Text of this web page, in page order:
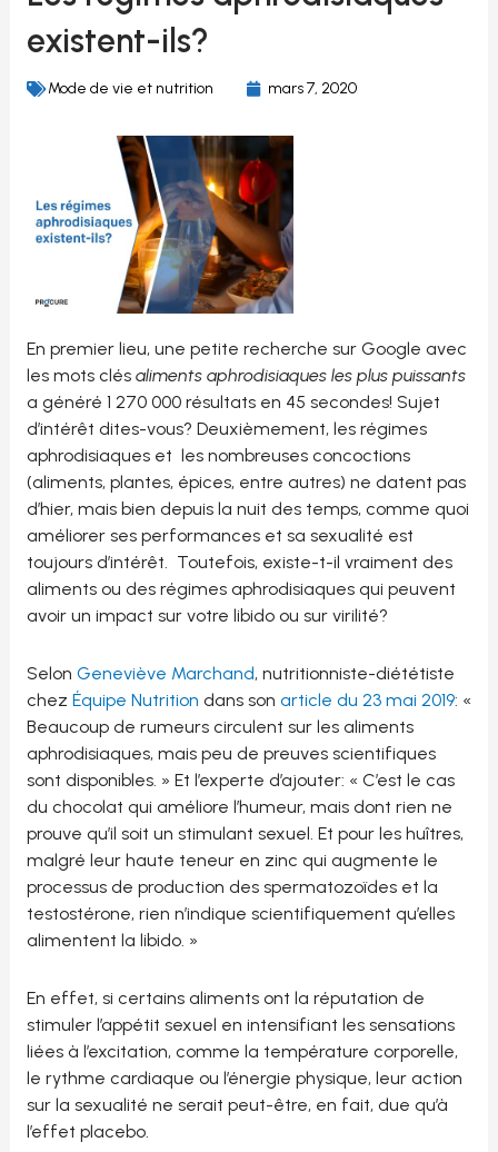
existent-ils?
Mode de vie et nutrition mars 7, 2020
En premier lieu, une petite recherche sur Google avec
les mots clés aliments aphrodisiaques les plus puissants
a généré 1 270 000 résultats en 45 secondes! Sujet
d’intérêt dites-vous? Deuxièmement, les régimes
aphrodisiaques et les nombreuses concoctions
(aliments, plantes, épices, entre autres) ne datent pas
d’hier, mais bien depuis la nuit des temps, comme quoi
améliorer ses performances et sa sexualité est
toujours d’intérêt. Toutefois, existe-t-il vraiment des
aliments ou des régimes aphrodisiaques qui peuvent
avoir un impact sur votre libido ou sur virilité?
Selon Geneviève Marchand, nutritionniste-diététiste
chez Équipe Nutrition dans son article du 23 mai 2019: «
Beaucoup de rumeurs circulent sur les aliments
aphrodisiaques, mais peu de preuves scientifiques
sont disponibles. » Et l’experte d’ajouter: « C’est le cas
du chocolat qui améliore l’humeur, mais dont rien ne
prouve qu’il soit un stimulant sexuel. Et pour les huîtres,
malgré leur haute teneur en zinc qui augmente le
processus de production des spermatozoïdes et la
testostérone, rien n’indique scientifiquement qu’elles
alimentent la libido. »
En effet, si certains aliments ont la réputation de
stimuler l’appétit sexuel en intensifiant les sensations
liées à l’excitation, comme la température corporelle,
le rythme cardiaque ou l’énergie physique, leur action
sur la sexualité ne serait peut-être, en fait, due qu’à
l’effet placebo.